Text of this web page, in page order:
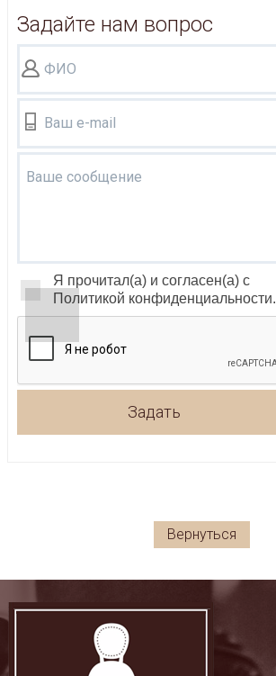
Задайте нам вопрос
ФИО
Ваш e-mail
Ваше сообщение
Я прочитал(а) и согласен(а) с
Политикой конфиденциальности.
Задать
Вернуться